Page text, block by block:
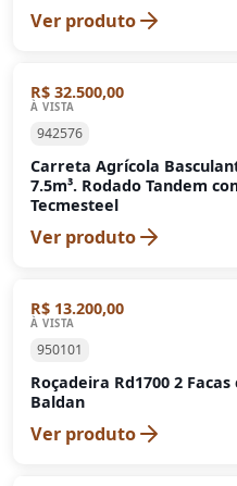
Ver produto
R$ 32.500,00
À VISTA
942576
Carreta Agrícola
7.5m³. Rodado Tandem
Tecmesteel
Ver produto
R$ 13.200,00
À VISTA
950101
Roçadeira Rd1700 2
Baldan
Ver produto